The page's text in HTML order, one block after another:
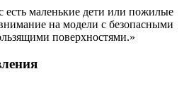
есть маленькие дети или пожилые
на модели с безопасными
поверхностями.»